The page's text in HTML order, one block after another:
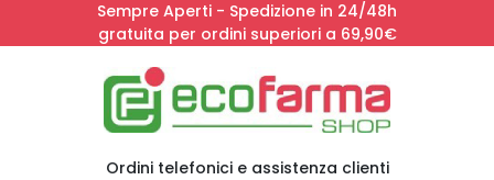
Sempre Aperti - Spedizione in 24/48h
gratuita per ordini superiori a 69,90€
Ordini telefonici e assistenza clienti